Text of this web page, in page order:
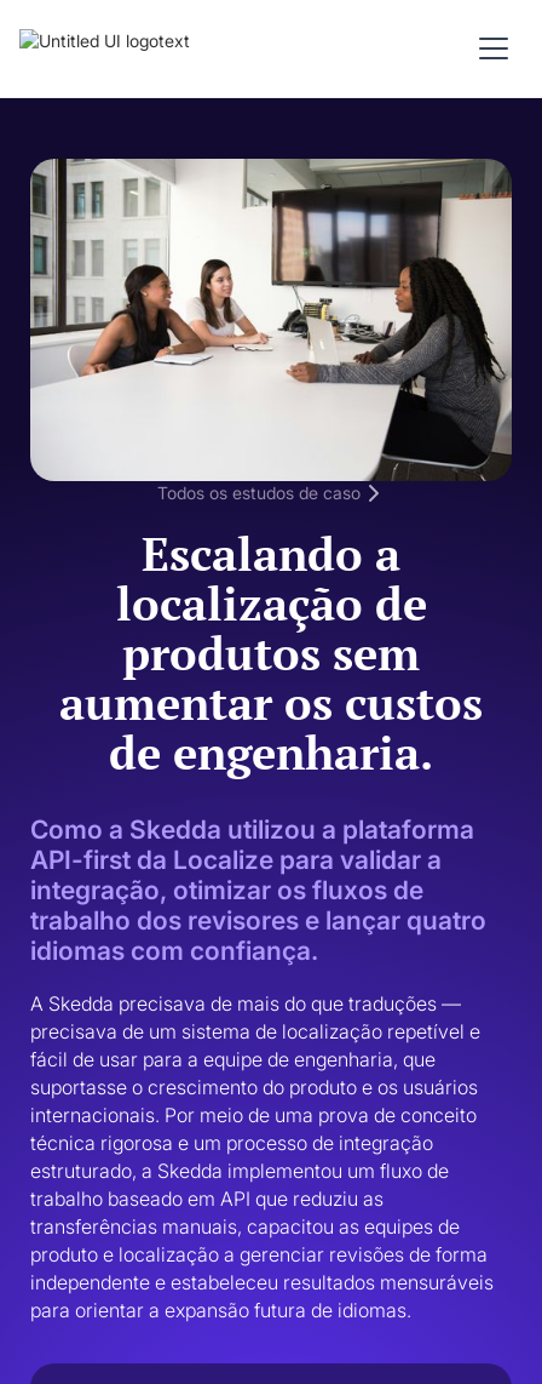
Todos os estudos de caso
Escalando a
localização de
produtos sem
aumentar os custos
de engenharia.
Como a Skedda utilizou a plataforma
API-first da Localize para validar a
integração, otimizar os fluxos de
trabalho dos revisores e lançar quatro
idiomas com confiança.
A Skedda precisava de mais do que traduções —
precisava de um sistema de localização repetível e
fácil de usar para a equipe de engenharia, que
suportasse o crescimento do produto e os usuários
internacionais. Por meio de uma prova de conceito
técnica rigorosa e um processo de integração
estruturado, a Skedda implementou um fluxo de
trabalho baseado em API que reduziu as
transferências manuais, capacitou as equipes de
produto e localização a gerenciar revisões de forma
independente e estabeleceu resultados mensuráveis ​​
para orientar a expansão futura de idiomas.